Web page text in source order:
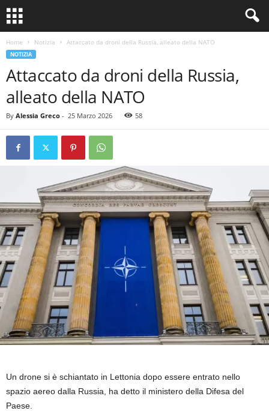
Home Notizia Attaccato da droni della Russia, alleato della NATO
NOTIZIA
Attaccato da droni della Russia,
alleato della NATO
By Alessia Greco - 25 Marzo 2026 58
Un drone si è schiantato in Lettonia dopo essere entrato nello
spazio aereo dalla Russia, ha detto il ministero della Difesa del
Paese.